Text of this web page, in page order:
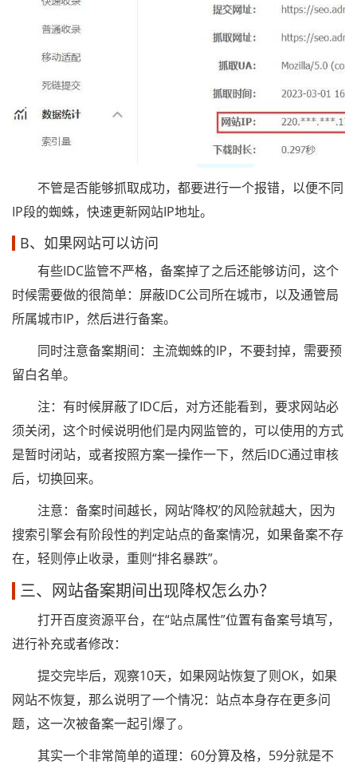
不管是否能够抓取成功，都要进行一个报错，以便不同
IP段的蜘蛛，快速更新网站IP地址。
B、如果网站可以访问
有些IDC监管不严格，备案掉了之后还能够访问，这个
时候需要做的很简单：屏蔽IDC公司所在城市，以及通管局
所属城市IP，然后进行备案。
同时注意备案期间：主流蜘蛛的IP，不要封掉，需要预
留白名单。
注：有时候屏蔽了IDC后，对方还能看到，要求网站必
须关闭，这个时候说明他们是内网监管的，可以使用的方式
是暂时闭站，或者按照方案一操作一下，然后IDC通过审核
后，切换回来。
注意：备案时间越长，网站‘降权’的风险就越大，因为
搜索引擎会有阶段性的判定站点的备案情况，如果备案不存
在，轻则停止收录，重则“排名暴跌”。
三、网站备案期间出现降权怎么办？
打开百度资源平台，在“站点属性”位置有备案号填写，
进行补充或者修改：
提交完毕后，观察10天，如果网站恢复了则OK，如果
网站不恢复，那么说明了一个情况：站点本身存在更多问
题，这一次被备案一起引爆了。
其实一个非常简单的道理：60分算及格，59分就是不